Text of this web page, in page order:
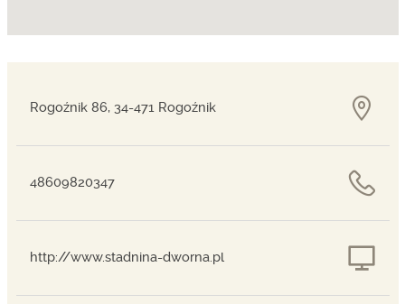
Rogoźnik 86, 34-471 Rogoźnik
48609820347
http://www.stadnina-dworna.pl